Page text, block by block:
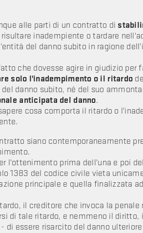
alle parti di un contratto di
inadempiente o tardare
del danno subito in ragione
che dovesse agire in giudizio per
solo l'inadempimento o il ritardo
danno subito, né del suo
anticipata del danno.
cosa comporta il ritardo o
siano contemporaneamente
l'ottenimento prima dell'una e poi
1383 del codice civile vieta
principale e quella finalizzata
il creditore che invoca la penale
di tale ritardo, e nemmeno il diritto,
essere risarcito del danno